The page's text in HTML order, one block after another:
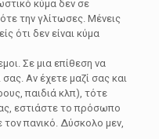
κύμα δεν σε
την γλίτωσες. Μένεις
ότι δεν είναι κύμα
Σε μια επίθεση να
Αν έχετε μαζί σας και
παιδιά κλπ), τότε
εστιάστε το πρόσωπο
πανικό. Δύσκολο μεν,